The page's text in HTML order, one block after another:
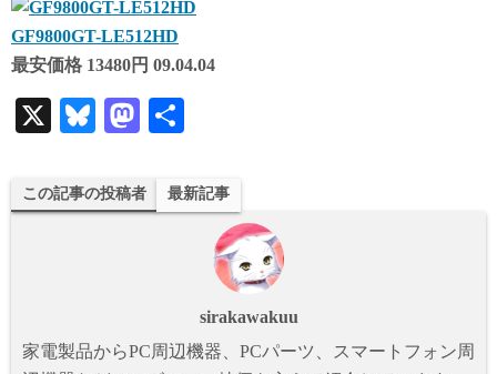
GF9800GT-LE512HD
最安価格 13480円 09.04.04
X
Bl
sk
y
M
to
do
この記事の投稿者 最新記事
sirakawakuu
家電製品からPC周辺機器、PCパーツ、スマートフォン周